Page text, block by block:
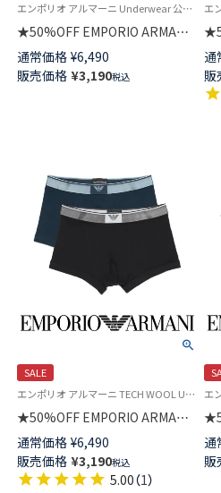
エンポリオ アルマーニ Underwear 公式オンラインショップ 紳士 下着
★50%OFF EMPORIO ARMANI
シャイニーロゴ ボクサーパンツ
前閉じ EUサイズ メンズ
54095959
通常価格 ¥6,490
販売価格 ¥3,190税込
ス
前
通
販
SALE
エンポリオ アルマーニ TECH WOOL Underwear 公式オンラインショップ 紳士 ブランド アンダーウェア
★50%OFF EMPORIO ARMANI
テックウール ボクサーパンツ
前閉じ EUサイズ メンズ
54095269
通常価格 ¥6,490
販売価格 ¥3,190税込
5.00（1）
メ
じ
通
販